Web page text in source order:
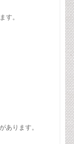
す。
あります。